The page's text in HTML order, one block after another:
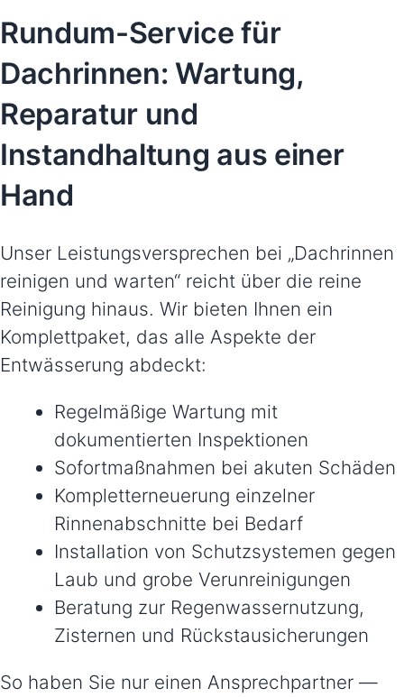
Rundum-Service für
Dachrinnen: Wartung,
Reparatur und
Instandhaltung aus einer
Hand
Unser Leistungsversprechen bei „Dachrinnen
reinigen und warten“ reicht über die reine
Reinigung hinaus. Wir bieten Ihnen ein
Komplettpaket, das alle Aspekte der
Entwässerung abdeckt:
Regelmäßige Wartung mit
dokumentierten Inspektionen
Sofortmaßnahmen bei akuten Schäden
Kompletterneuerung einzelner
Rinnenabschnitte bei Bedarf
Installation von Schutzsystemen gegen
Laub und grobe Verunreinigungen
Beratung zur Regenwassernutzung,
Zisternen und Rückstausicherungen
So haben Sie nur einen Ansprechpartner —